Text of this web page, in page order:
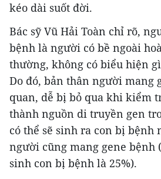
kéo dài suốt đời.
Bác sỹ Vũ Hải Toàn chỉ rõ,
bệnh là người có bề ngoài
thường, không có biểu hiện
Do đó, bản thân người mang
quan, dễ bị bỏ qua khi kiểm
thành nguồn di truyền gen
có thể sẽ sinh ra con bị bệnh
người cũng mang gene bệnh
sinh con bị bệnh là 25%).